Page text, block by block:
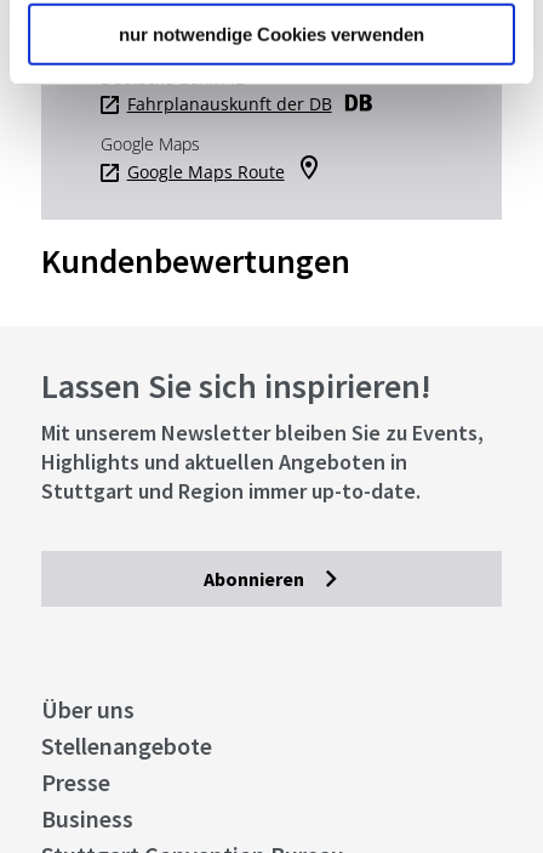
nur notwendige Cookies verwenden
Verkehrs- und Tarifverbund Stuttgart GmbH
Fahrplanauskunft des VVS
Deutsche Bahn AG
Fahrplanauskunft der DB
Google Maps
Google Maps Route
Kundenbewertungen
Lassen Sie sich inspirieren!
Mit unserem Newsletter bleiben Sie zu Events,
Highlights und aktuellen Angeboten in
Stuttgart und Region immer up-to-date.
Abonnieren
Über uns
Stellenangebote
Presse
Business